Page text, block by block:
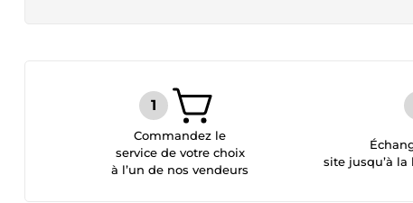
Commandez le
service de votre choix
à l’un de nos vendeurs
site jusqu’à